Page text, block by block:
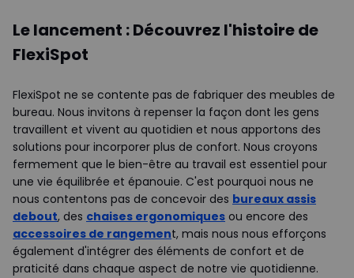
Le lancement : Découvrez l'histoire de
FlexiSpot
FlexiSpot ne se contente pas de fabriquer des meubles de
bureau. Nous invitons à repenser la façon dont les gens
travaillent et vivent au quotidien et nous apportons des
solutions pour incorporer plus de confort. Nous croyons
fermement que le bien-être au travail est essentiel pour
une vie équilibrée et épanouie. C'est pourquoi nous ne
nous contentons pas de concevoir des bureaux assis
debout, des chaises ergonomiques ou encore des
accessoires de rangement, mais nous nous efforçons
également d'intégrer des éléments de confort et de
praticité dans chaque aspect de notre vie quotidienne.